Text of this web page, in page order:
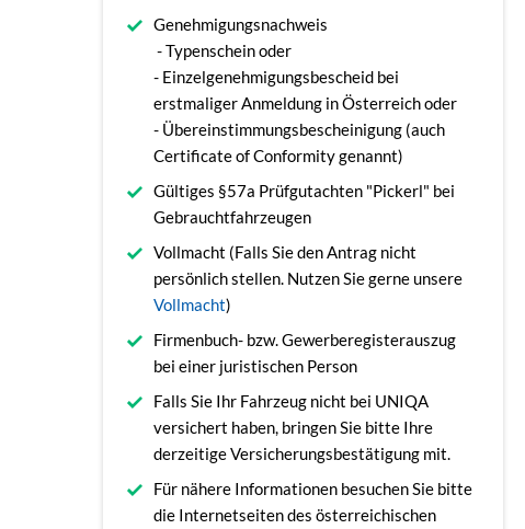
Genehmigungsnachweis
- Typenschein oder
- Einzelgenehmigungsbescheid bei
erstmaliger Anmeldung in Österreich oder
- Übereinstimmungsbescheinigung (auch
Certificate of Conformity genannt)
Gültiges §57a Prüfgutachten "Pickerl" bei
Gebrauchtfahrzeugen
Vollmacht (Falls Sie den Antrag nicht
persönlich stellen. Nutzen Sie gerne unsere
Vollmacht)
Firmenbuch- bzw. Gewerberegisterauszug
bei einer juristischen Person
Falls Sie Ihr Fahrzeug nicht bei UNIQA
versichert haben, bringen Sie bitte Ihre
derzeitige Versicherungsbestätigung mit.
Für nähere Informationen besuchen Sie bitte
die Internetseiten des österreichischen